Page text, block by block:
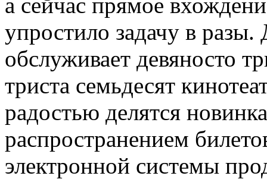
упростило задачу в
обслуживает девяносто
триста семьдесят
радостью делятся
распространением
электронной системы